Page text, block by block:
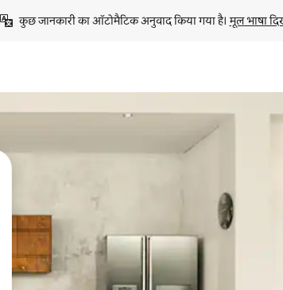
कुछ जानकारी का ऑटोमैटिक अनुवाद किया गया है। मूल भाषा